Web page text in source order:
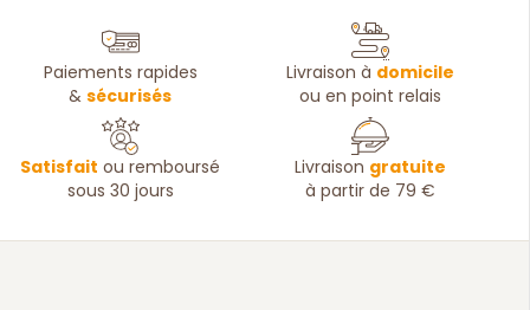
Paiements rapides
&sécurisés
Livraison à domicile
ou en point relais
Satisfait ou remboursé
sous 30 jours
Livraison gratuite
à partir de 79 €